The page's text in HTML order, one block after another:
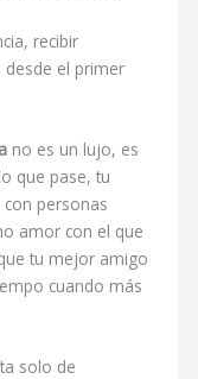
recibir
desde el primer
no es un lujo, es
que pase, tu
personas
amor con el que
tu mejor amigo
cuando más
solo de